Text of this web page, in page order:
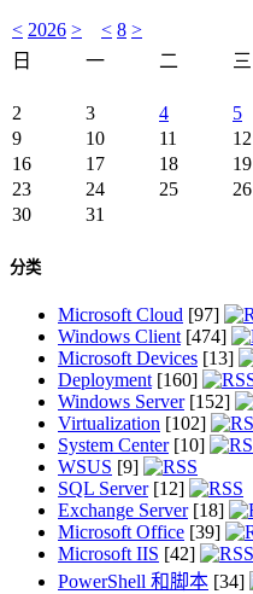
< 2026 > < 8 >
日
一 二 三
2
3 4 5
9
10 11 12
16
17 18 19
23
24 25 26
30
31
分类
Microsoft Cloud [97]
Windows Client[474]
Microsoft Devices [13]
Deployment[160]
Windows Server[152]
Virtualization [102]
System Center[10]
WSUS [9]
SQL Server[12]
Exchange Server[18]
Microsoft Office [39]
Microsoft IIS [42]
PowerShell 和脚本 [34]